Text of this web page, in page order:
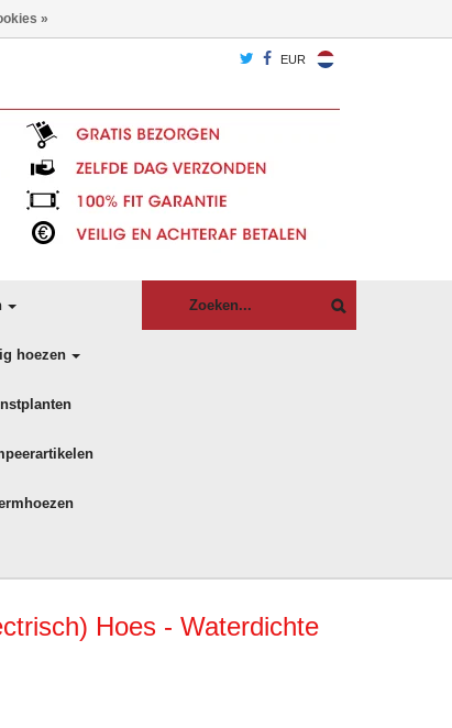
EUR
hoezen
Hoes - Waterdichte
»